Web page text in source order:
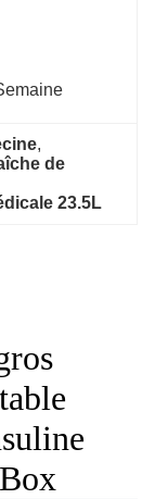
,
de
23.5L